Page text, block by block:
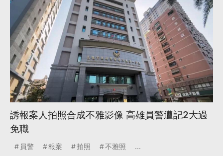
誘報案人拍照合成不雅影像 高雄員警遭記2大過
免職
員警 報案 拍照 不雅照 ...